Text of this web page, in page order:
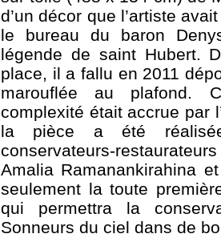
d’un décor que l’artiste
le bureau du baron
légende de saint Hubert.
place, il a fallu en 2011
marouflée au plafond.
complexité était accrue par
la pièce a été
conservateurs-
Amalia Ramanankirahina
seulement la toute
qui permettra la
Sonneurs du ciel dans de